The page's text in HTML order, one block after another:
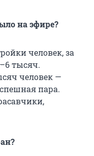
на эфире?
человек, за
тысяч.
человек —
пара.